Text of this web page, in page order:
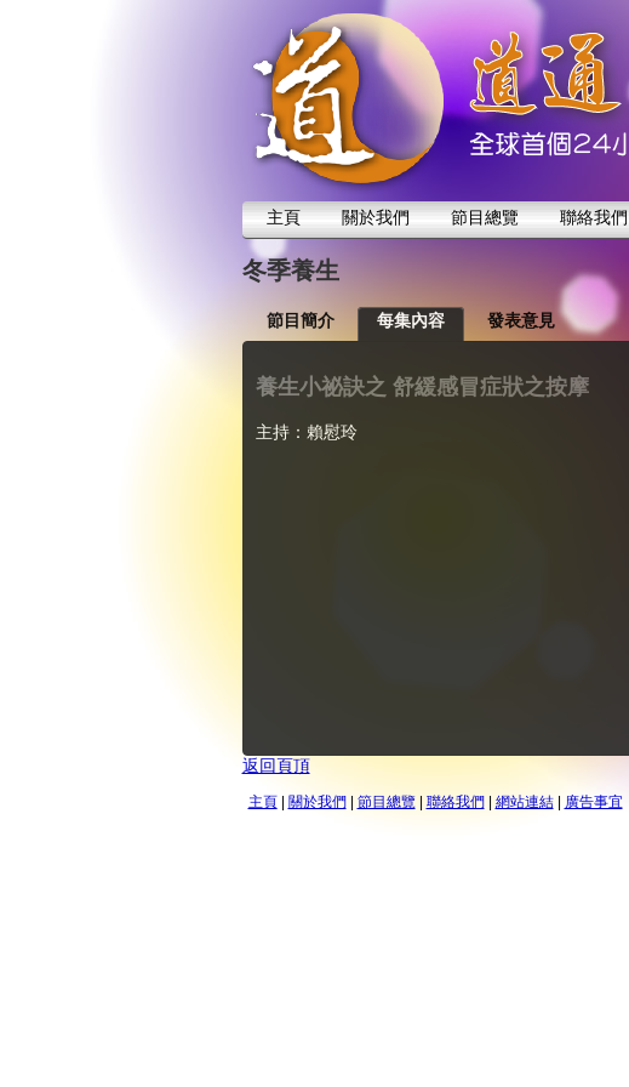
主頁 關於我們 節目總覽 聯絡我們
冬季養生
節目簡介 每集內容 發表意見
養生小祕訣之 舒緩感冒症狀之按摩
主持：賴慰玲
返回頁頂
主頁| 關於我們| 節目總覽| 聯絡我們| 網站連結| 廣告事宜